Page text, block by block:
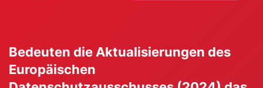
Bedeuten die Aktualisierungen des
Europäischen